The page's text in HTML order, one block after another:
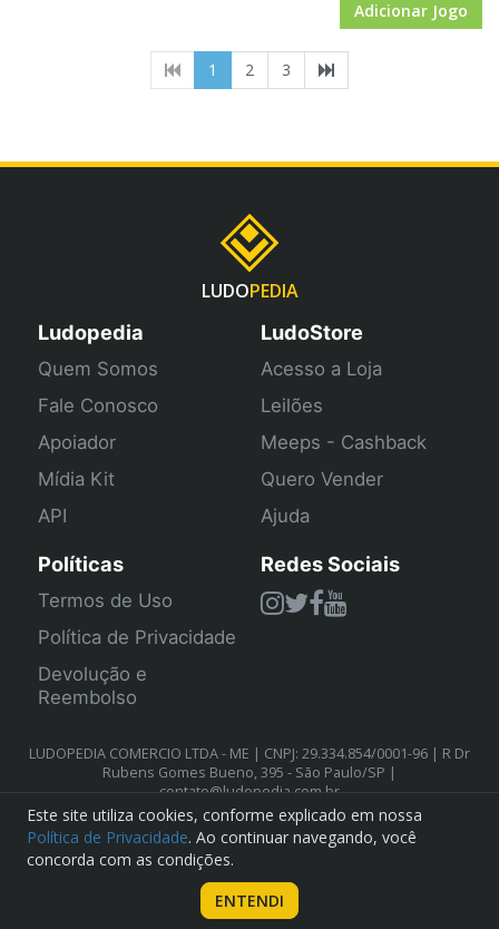
Adicionar Jogo
1 (current)
2 3
LUDOPEDIA
Ludopedia
Quem Somos
Fale Conosco
Apoiador
Mídia Kit
API
LudoStore
Acesso a Loja
Leilões
Meeps - Cashback
Quero Vender
Ajuda
Políticas
Termos de Uso
Política de Privacidade
Devolução e
Reembolso
Redes Sociais
LUDOPEDIA COMERCIO LTDA - ME | CNPJ: 29.334.854/0001-96 | R Dr
Rubens Gomes Bueno, 395 - São Paulo/SP |
contato@ludopedia.com.br
Este site utiliza cookies, conforme explicado em nossa
Política de Privacidade. Ao continuar navegando, você
concorda com as condições.
ENTENDI